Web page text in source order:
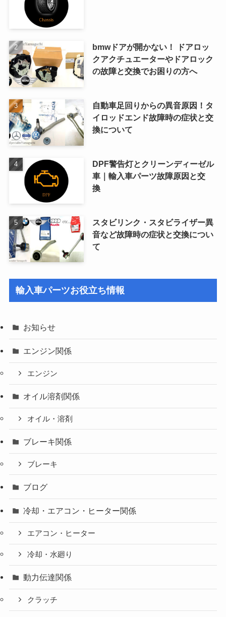
bmwドアが開かない！ ドアロッ
クアクチュエーターやドアロック
の故障と交換でお困りの方へ
自動車足回りからの異音原因！タ
イロッドエンド故障時の症状と交
換について
DPF警告灯とクリーンディーゼル
車｜輸入車パーツ故障原因と交
換
スタビリンク・スタビライザー異
音など故障時の症状と交換につい
て
輸入車パーツお役立ち情報
お知らせ
エンジン関係
エンジン
オイル溶剤関係
オイル・溶剤
ブレーキ関係
ブレーキ
ブログ
冷却・エアコン・ヒーター関係
エアコン・ヒーター
冷却・水廻り
動力伝達関係
クラッチ